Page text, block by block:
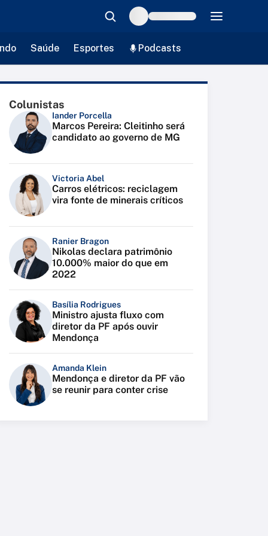
Saúde Esportes Podcasts
Colunistas
Iander Porcella
Marcos Pereira: Cleitinho será
candidato ao governo de MG
Victoria Abel
Carros elétricos: reciclagem
vira fonte de minerais críticos
Ranier Bragon
Nikolas declara patrimônio
10.000% maior do que em
2022
Basília Rodrigues
Ministro ajusta fluxo com
diretor da PF após ouvir
Mendonça
Amanda Klein
Mendonça e diretor da PF vão
se reunir para conter crise